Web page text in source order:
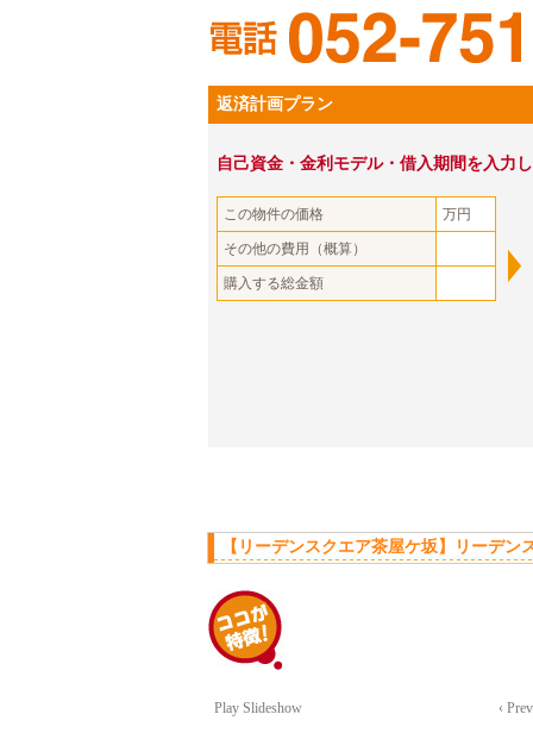
返済計画プラン
自己資金・金利モデル・借入期間を入力
この物件の価格 万円
その他の費用（概算）
購入する総金額
【リーデンスクエア茶屋ケ坂】リーデ
Play Slideshow ‹